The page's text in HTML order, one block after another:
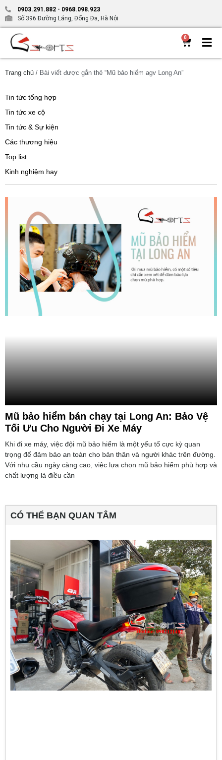
0903.291.882 - 0968.098.923
Số 396 Đường Láng, Đống Đa, Hà Nội
0
Trang chủ / Bài viết được gắn thẻ “Mũ bảo hiểm agv Long An”
Tin tức tổng hợp
Tin tức xe cộ
Tin tức & Sự kiện
Các thương hiệu
Top list
Kinh nghiệm hay
Mũ bảo hiểm bán chạy tại Long An: Bảo Vệ
Tối Ưu Cho Người Đi Xe Máy
Khi đi xe máy, việc đội mũ bảo hiểm là một yếu tố cực kỳ quan
trọng để đảm bảo an toàn cho bản thân và người khác trên đường.
Với nhu cầu ngày càng cao, việc lựa chọn mũ bảo hiểm phù hợp và
chất lượng là điều cần
CÓ THỂ BẠN QUAN TÂM